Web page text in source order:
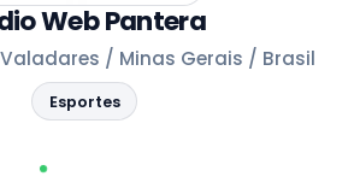
Web Pantera
/ Minas Gerais / Brasil
Esportes
AO VIVO